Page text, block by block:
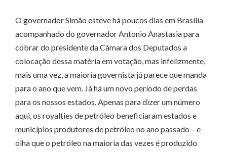
O governador Simão esteve há poucos dias em Brasília
acompanhado do governador Antonio Anastasia para
cobrar do presidente da Câmara dos Deputados a
colocação dessa matéria em votação, mas infelizmente,
mais uma vez, a maioria governista já parece que manda
para o ano que vem. Já há um novo período de perdas
para os nossos estados. Apenas para dizer um número
aqui, os royalties de petróleo beneficiaram estados e
municípios produtores de petróleo no ano passado – e
olha que o petróleo na maioria das vezes é produzido